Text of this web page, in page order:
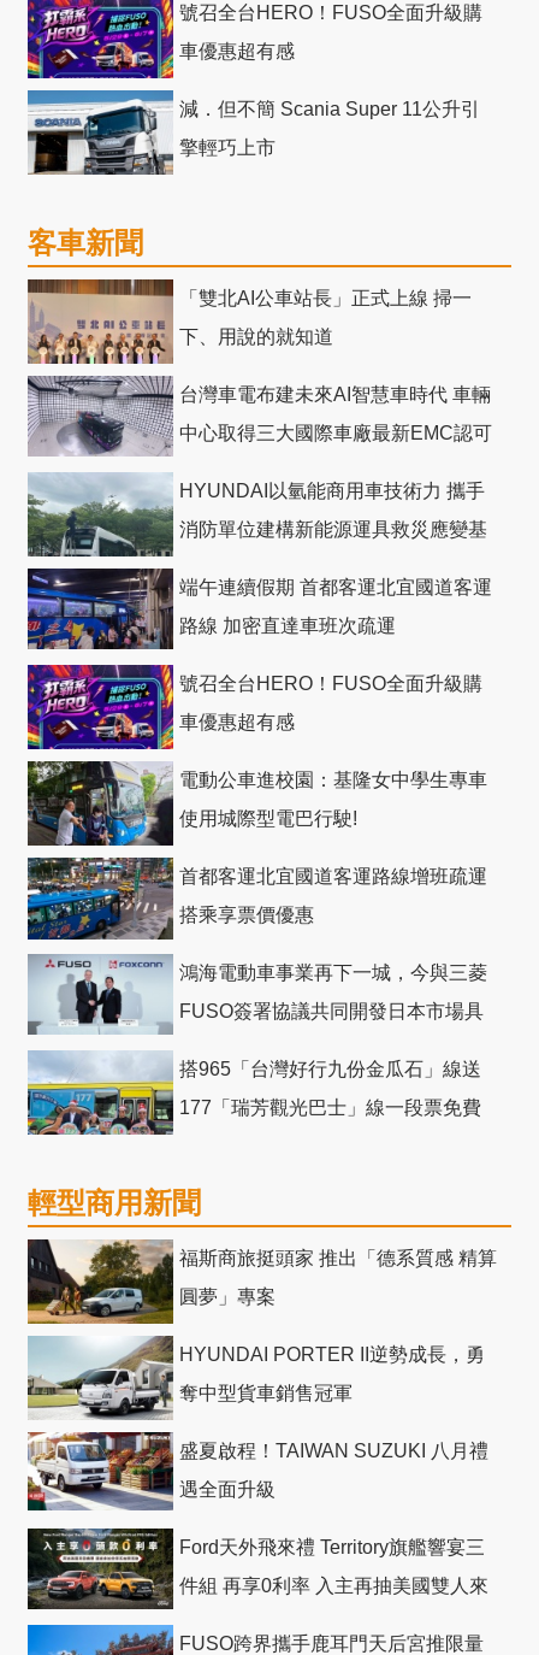
號召全台HERO！FUSO全面升級購
車優惠超有感
減．但不簡 Scania Super 11公升引
擎輕巧上市
客車新聞
「雙北AI公車站長」正式上線 掃一
下、用說的就知道
台灣車電布建未來AI智慧車時代 車輛
中心取得三大國際車廠最新EMC認可
HYUNDAI以氫能商用車技術力 攜手
消防單位建構新能源運具救災應變基
端午連續假期 首都客運北宜國道客運
路線 加密直達車班次疏運
號召全台HERO！FUSO全面升級購
車優惠超有感
電動公車進校園：基隆女中學生專車
使用城際型電巴行駛!
首都客運北宜國道客運路線增班疏運
搭乘享票價優惠
鴻海電動車事業再下一城，今與三菱
FUSO簽署協議共同開發日本市場具
搭965「台灣好行九份金瓜石」線送
177「瑞芳觀光巴士」線一段票免費
輕型商用新聞
福斯商旅挺頭家 推出「德系質感 精算
圓夢」專案
HYUNDAI PORTER II逆勢成長，勇
奪中型貨車銷售冠軍
盛夏啟程！TAIWAN SUZUKI 八月禮
遇全面升級
Ford天外飛來禮 Territory旗艦響宴三
件組 再享0利率 入主再抽美國雙人來
FUSO跨界攜手鹿耳門天后宮推限量